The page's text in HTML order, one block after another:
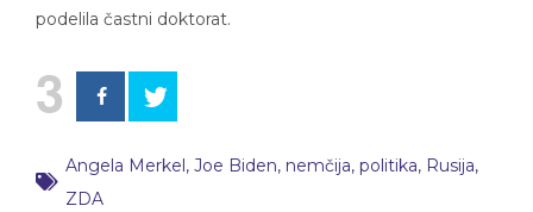
podelila častni doktorat.
3
Angela Merkel, Joe Biden, nemčija, politika, Rusija,
ZDA